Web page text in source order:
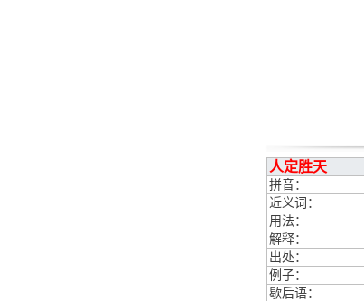
人定胜天
拼音：
近义词：
用法：
解释：
出处：
例子：
歇后语：